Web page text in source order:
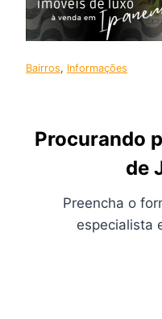
Bairros, Informações
Procurando
de
Preencha o
especialista